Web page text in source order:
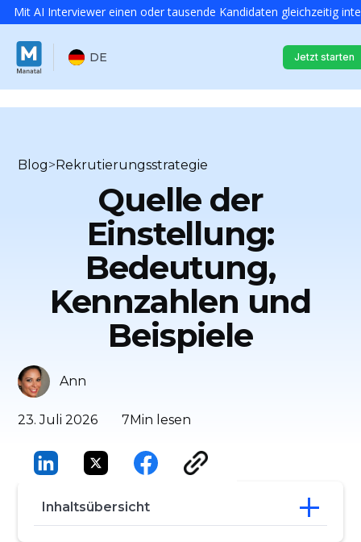
Mit AI Interviewer einen oder tausende Kandidaten gleichzeitig
DE Jetzt starten
Blog>Rekrutierungsstrategie
Quelle der
Einstellung:
Bedeutung,
Kennzahlen und
Beispiele
23. Juli 2026 7Min lesen
Ann
Inhaltsübersicht